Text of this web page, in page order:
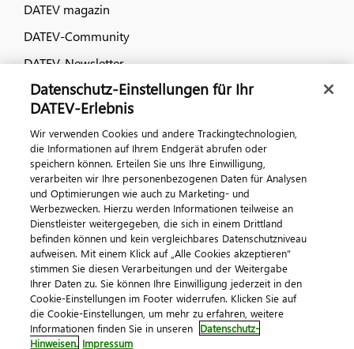
DATEV magazin
DATEV-Community
DATEV-Newsletter
Kontaktieren Sie uns
© 2026 DATEV eG
ImpressumDatenschutzAGB Kontakt
Cookie-Einstellungen
Datenschutz-Einstellungen für Ihr
DATEV-Erlebnis
Wir verwenden Cookies und andere Trackingtechnologien,
die Informationen auf Ihrem Endgerät abrufen oder
speichern können. Erteilen Sie uns Ihre Einwilligung,
verarbeiten wir Ihre personenbezogenen Daten für Analysen
und Optimierungen wie auch zu Marketing- und
Werbezwecken. Hierzu werden Informationen teilweise an
Dienstleister weitergegeben, die sich in einem Drittland
befinden können und kein vergleichbares Datenschutzniveau
aufweisen. Mit einem Klick auf „Alle Cookies akzeptieren"
stimmen Sie diesen Verarbeitungen und der Weitergabe
Ihrer Daten zu. Sie können Ihre Einwilligung jederzeit in den
Cookie-Einstellungen im Footer widerrufen. Klicken Sie auf
die Cookie-Einstellungen, um mehr zu erfahren, weitere
Informationen finden Sie in unseren Datenschutz-
Hinweisen. Impressum